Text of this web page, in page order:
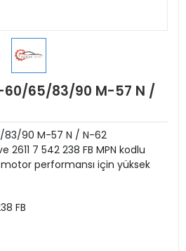
60/65/83/90 M-57 N /
83/90 M-57 N / N-62
2611 7 542 238 FB MPN kodlu
performansı için yüksek
FB